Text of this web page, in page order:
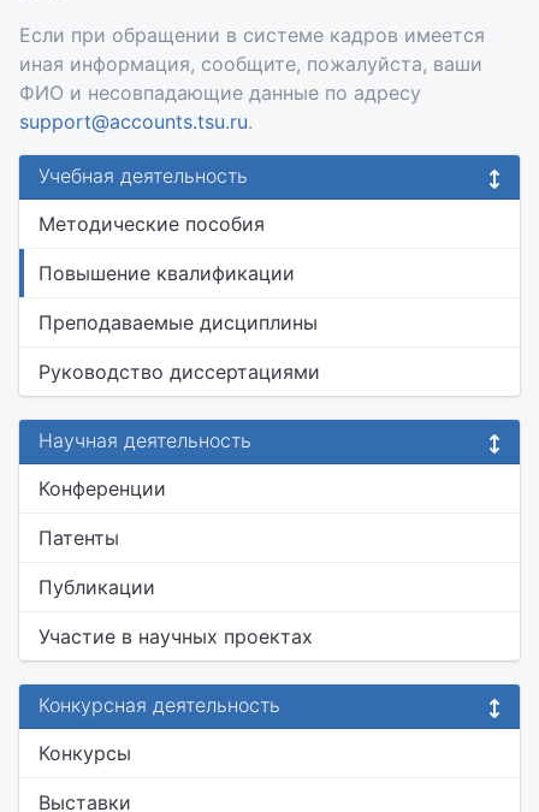
Если при обращении в системе кадров имеется
иная информация, сообщите, пожалуйста, ваши
ФИО и несовпадающие данные по адресу
support@accounts.tsu.ru.
Учебная деятельность
Методические пособия
Повышение квалификации
Преподаваемые дисциплины
Руководство диссертациями
Научная деятельность
Конференции
Патенты
Публикации
Участие в научных проектах
Конкурсная деятельность
Конкурсы
Выставки